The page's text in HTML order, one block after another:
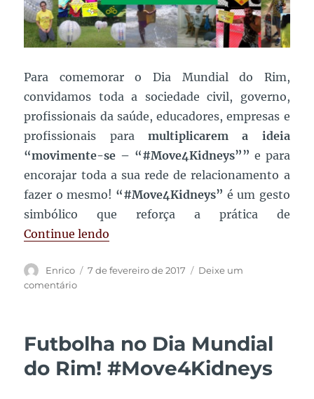
Para comemorar o Dia Mundial do Rim,
convidamos toda a sociedade civil, governo,
profissionais da saúde, educadores, empresas e
profissionais para multiplicarem a ideia
“movimente-se – “#Move4Kidneys”” e para
encorajar toda a sua rede de relacionamento a
fazer o mesmo! “#Move4Kidneys” é um gesto
simbólico que reforça a prática de
Continue lendo
Autor
Enrico
Publicado
7 de fevereiro de 2017
Deixe um
comentárioem
Mundial
Rim,
Futbolha no Dia Mundial
do Rim! #Move4Kidneys